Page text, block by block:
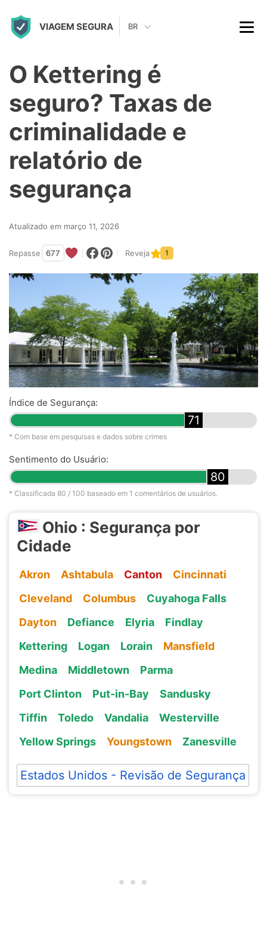
VIAGEM SEGURA BR
O Kettering é
seguro? Taxas de
criminalidade e
relatório de
segurança
Atualizado em março 11, 2026
Repasse 677 Reveja 1
Índice de Segurança:
71
* Com base em pesquisas e dados sobre crimes
Sentimento do Usuário:
80
* Classificada 80 / 100 baseado em 1 comentários de usuários.
Ohio : Segurança por
Cidade
Akron Ashtabula Canton
Cincinnati
Cleveland
Columbus
Cuyahoga Falls
Dayton
Defiance Elyria
Findlay
Kettering
Logan Lorain
Mansfield
Medina
Middletown
Parma
Port Clinton
Put-in-Bay
Sandusky
Tiffin
Toledo Vandalia
Westerville
Yellow Springs
Youngstown Zanesville
Estados Unidos - Revisão de Segurança